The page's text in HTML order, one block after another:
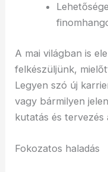
A mai világban is
felkészüljünk,
Legyen szó új
vagy bármilyen
kutatás és tervezés
Fokozatos haladás